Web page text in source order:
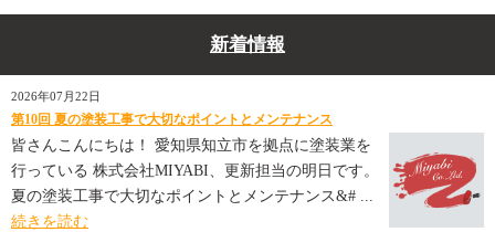
新着情報
2026年07月22日
第10回 夏の塗装工事で大切なポイントとメンテナンス
皆さんこんにちは！ 愛知県知立市を拠点に塗装業を
行っている 株式会社MIYABI、更新担当の明日です。
夏の塗装工事で大切なポイントとメンテナンス&# ...
続きを読む